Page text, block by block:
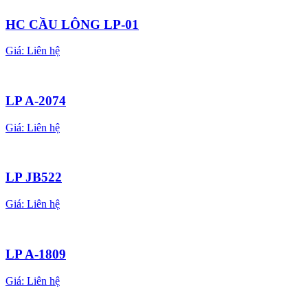
HC CẦU LÔNG LP-01
Giá: Liên hệ
LP A-2074
Giá: Liên hệ
LP JB522
Giá: Liên hệ
LP A-1809
Giá: Liên hệ